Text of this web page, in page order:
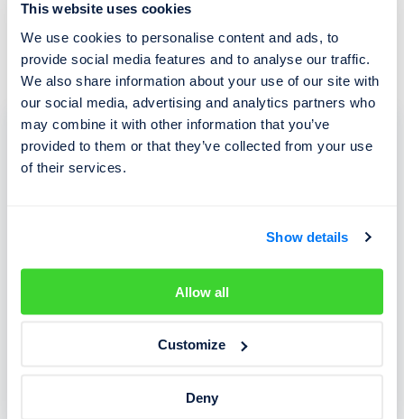
This website uses cookies
We use cookies to personalise content and ads, to
provide social media features and to analyse our traffic.
We also share information about your use of our site with
our social media, advertising and analytics partners who
may combine it with other information that you’ve
provided to them or that they’ve collected from your use
of their services.
Show details
Allow all
Customize
Deny
nové pracovní pozice.
Mám zájem o tuto pozici
5 pracovních dnech. V případě, že Vás vybereme,
budeme Vás kontaktovat. V opačném případě
děkujeme za Váš zájem a přejeme Vám hodně štěstí